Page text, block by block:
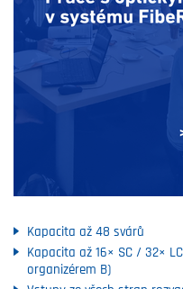
Kapacita až 48 svárů
Kapacita až 16× SC / 32×
organizérem B)